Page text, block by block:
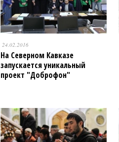
24.02.2016
На Северном Кавказе
запускается уникальный
проект "Доброфон"